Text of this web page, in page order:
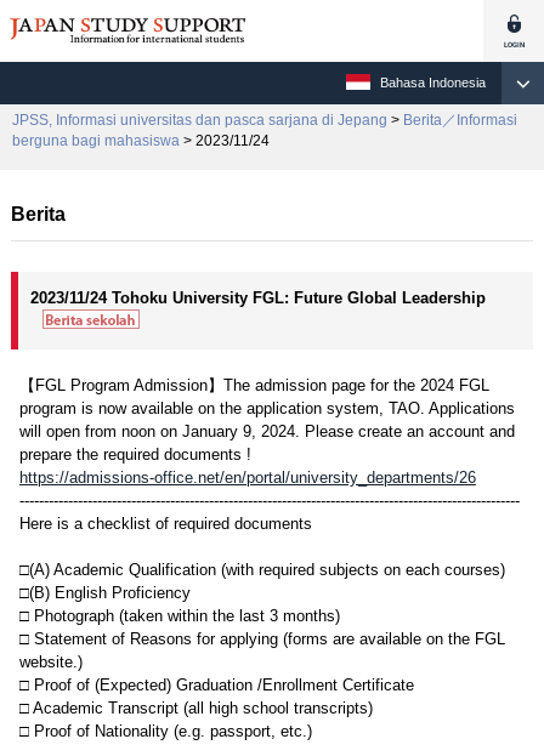
Bahasa Indonesia
JPSS, Informasi universitas dan pasca sarjana di Jepang > Berita／Informasi
berguna bagi mahasiswa > 2023/11/24
Berita
2023/11/24 Tohoku University FGL: Future Global Leadership
【FGL Program Admission】The admission page for the 2024 FGL
program is now available on the application system, TAO. Applications
will open from noon on January 9, 2024. Please create an account and
prepare the required documents !
https://admissions-office.net/en/portal/university_departments/26
-------------------------------------------------------------------------------------------------------
Here is a checklist of required documents
□(A) Academic Qualification (with required subjects on each courses)
□(B) English Proficiency
□ Photograph (taken within the last 3 months)
□ Statement of Reasons for applying (forms are available on the FGL
website.)
□ Proof of (Expected) Graduation /Enrollment Certificate
□ Academic Transcript (all high school transcripts)
□ Proof of Nationality (e.g. passport, etc.)